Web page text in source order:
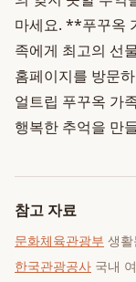
마세요. **푸꾸옥
족에게 최고의 선
홈페이지를 방문
얼트립 푸꾸옥 가
행복한 추억을 만
참고 자료
문화체육관광부 생
한국관광공사 국내